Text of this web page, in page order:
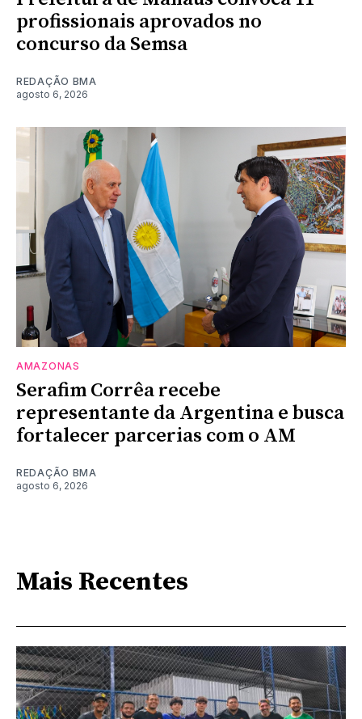
profissionais aprovados no
concurso da Semsa
REDAÇÃO BMA
agosto 6, 2026
AMAZONAS
Serafim Corrêa recebe
representante da Argentina e busca
fortalecer parcerias com o AM
REDAÇÃO BMA
agosto 6, 2026
Mais Recentes